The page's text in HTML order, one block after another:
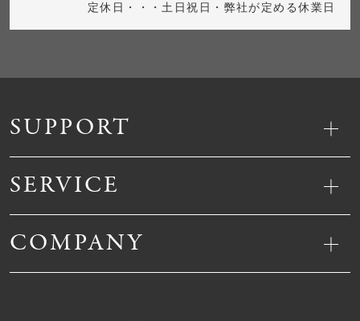
SUPPORT
SERVICE
COMPANY
定休日・・・土日祝日・弊社が定める休業日